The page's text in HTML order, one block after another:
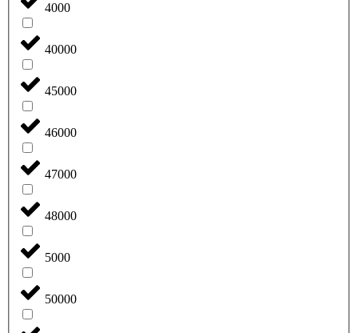
4000
40000
45000
46000
47000
48000
5000
50000